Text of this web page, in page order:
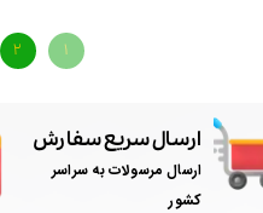
۱ ۲
ارسال سریع سفارش
ارسال مرسولات به سراسر
کشور